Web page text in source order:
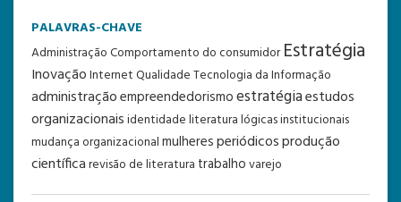
PALAVRAS-CHAVE
AdministraçãoComportamento do consumidor Estratégia
InovaçãoInternetQualidadeTecnologia da Informação
administraçãoempreendedorismoestratégiaestudos
organizacionaisidentidadeliteraturalógicas institucionais
mudança organizacionalmulheresperiódicosprodução
científicarevisão de literatura trabalhovarejo